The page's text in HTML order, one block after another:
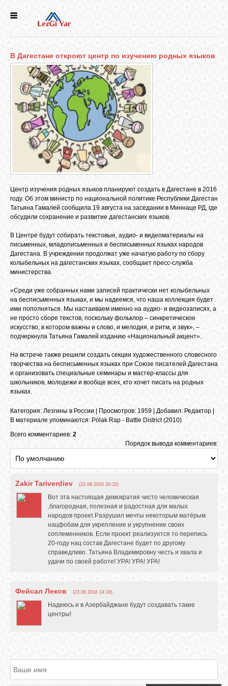
СЕЛА
ИСТОРИЯ
КУЛЬТУРА
НАРОДЫ
ФОРУМ
ГОСТЕВАЯ
О САЙТЕ
ФОТО
ВИДЕО
МУЗЫКА
ОБЪЯВЛЕНИЯ
ВОПРОСЫ /
ВХОД
В Дагестане откроют центр по изучению родных языков
Центр изучения родных языков планируют создать в Дагестане в 2016
году. Об этом министр по национальной политике Республики Дагестан
Татьяна Гамалей сообщила 19 августа на заседании в Миннаце РД, где
обсудили сохранение и развитие дагестанских языков.
В Центре будут собирать текстовые, аудио- и видеоматериалы на
письменных, младописьменных и бесписьменных языках народов
Дагестана. В учреждении продолжат уже начатую работу по сбору
колыбельных на дагестанских языках, сообщает пресс-служба
министерства.
«Среди уже собранных нами записей практически нет колыбельных
на бесписьменных языках, и мы надеемся, что наша коллекция будет
ими пополняться. Мы настаиваем именно на аудио- и видеозаписях, а
не просто сборе текстов, поскольку фольклор – синкретическое
искусство, в котором важны и слово, и мелодия, и ритм, и звук», –
подчеркнула Татьяна Гамалей изданию «Национальный акцент».
На встрече также решили создать секции художественного словесного
творчества на бесписьменных языках при Союзе писателей Дагестана
и организовать специальные семинары и мастер-классы для
школьников, молодежи и вообще всех, кто хочет писать на родных
языках.
Категория: Лезгины в России | Просмотров: 1959 | Добавил: Редактор |
В материале упоминаются: Polak Rap - Battle District (2010)
Всего комментариев: 2
Порядок вывода комментариев:
Zakir Tariverdiev (22.08.2016 20:32)
Вот эта настоящая демократия чисто человеческая
,благородная, полезная и радостная для малых
народов проект.Разрушил мечты некоторым матёрым
нацфобам для укрепление и укрупнение своих
соплеменников. Если проект реализуется то перепись
20-году нац состав Дагестане будет по другому
справедливо. Татьяна Владимировну честь и хвала и
удачи по своей работе! УРА! УРА! УРА!
Фейсал Леков (23.08.2016 14:18)
Надеюсь и в Азербайджане будут создавать такие
центры!